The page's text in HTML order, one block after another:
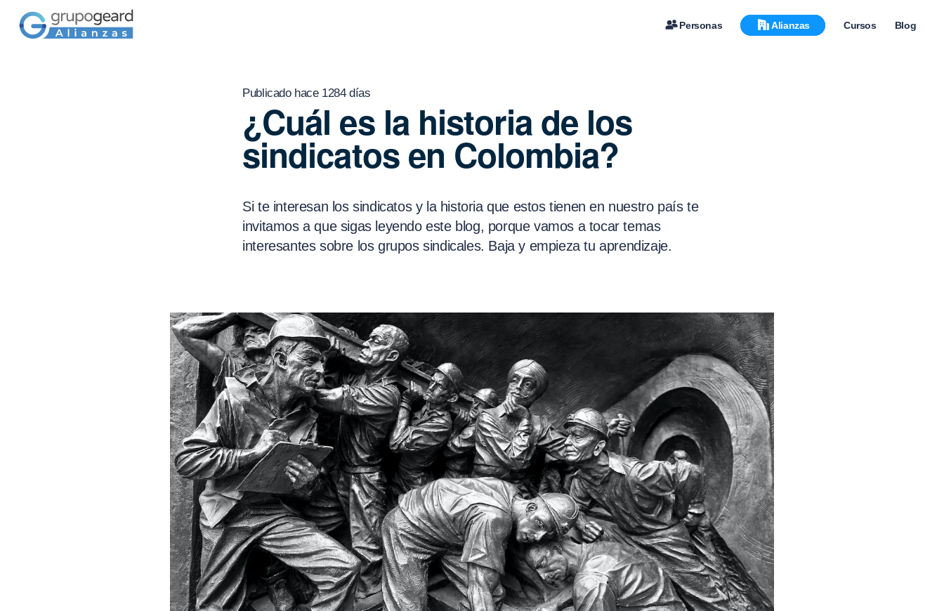
Personas Alianzas Cursos Blog
Publicado hace 1284 días
¿Cuál es la historia de los
sindicatos en Colombia?
Si te interesan los sindicatos y la historia que estos tienen en nuestro país te
invitamos a que sigas leyendo este blog, porque vamos a tocar temas
interesantes sobre los grupos sindicales. Baja y empieza tu aprendizaje.